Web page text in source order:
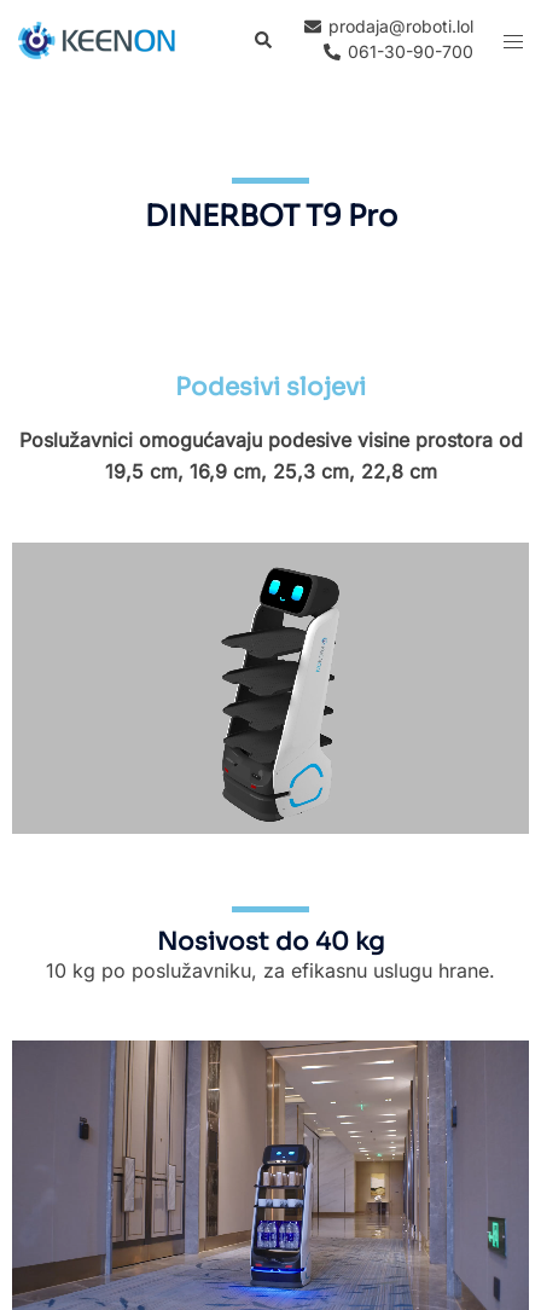
prodaja@roboti.lol
061-30-90-700
DINERBOT T9 Pro
Podesivi slojevi
Poslužavnici omogućavaju podesive visine prostora od
19,5 cm, 16,9 cm, 25,3 cm, 22,8 cm
Nosivost do 40 kg
10 kg po poslužavniku, za efikasnu uslugu hrane.